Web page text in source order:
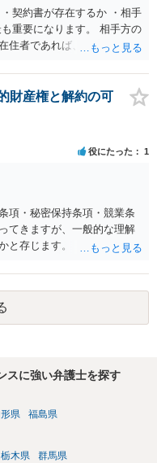
ついての責任を限定するこ
類等を作成された方がよろ
な内容に従って回答するの
の上、弁護士の相談される
契約書が存在するか ・相手
重要になります。 相手方の
住者であれば、当該国の弁
的に、日本の弁護士よりも
能性も高いです。 公開の場
ので、詳細は別途お問合せ
財産権と解約の可
役にたった 1
項・秘密保持条項・競業条
てきますが、一般的な理解
と存じます。 ・ツールの作
るため知的財産が相談者様
あれば、契約を合意解除す
条項については、契約書上
よう調整が必要 ・契約を残
建付けになっている場合
うことになるかと存じま
参して弁護士の相談される
スに強い弁護士を探す
県 福島県
栃木県 群馬県